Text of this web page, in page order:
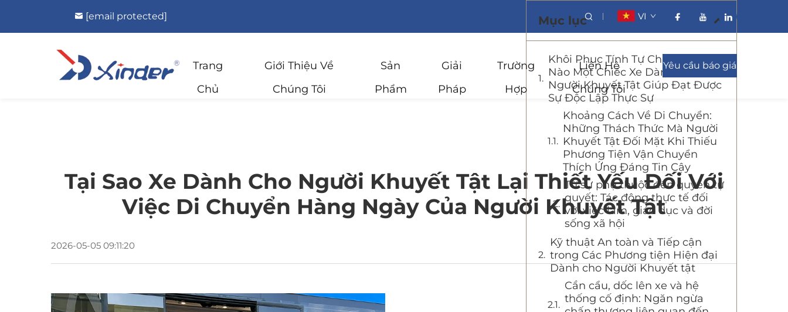
[email protected] VI
Trang
Chủ
Giới Thiệu Về
Chúng Tôi
Sản
Phẩm
Giải
Pháp
Trường
Hợp
Liên Hệ
Chúng Tôi
Yêu cầu báo giá
Tại Sao Xe Dành Cho Người Khuyết Tật Lại Thiết Yếu Đối Với
Việc Di Chuyển Hàng Ngày Của Người Khuyết Tật
2026-05-05 09:11:20
Mục lục
Khôi Phục Tính Tự Chủ: Làm Thế
Nào Một Chiếc Xe Dành Cho
Người Khuyết Tật Giúp Đạt Được
Sự Độc Lập Thực Sự
Khoảng Cách Về Di Chuyển:
Những Thách Thức Mà Người
Khuyết Tật Đối Mặt Khi Thiếu
Phương Tiện Vận Chuyển
Thích Ứng Đáng Tin Cậy
Từ sự phụ thuộc đến quyền tự
quyết: Tác động thực tế đối
với việc làm, giáo dục và đời
sống xã hội
Kỹ thuật An toàn và Tiếp cận
trong Các Phương tiện Hiện đại
Dành cho Người Khuyết tật
Cần cẩu, dốc lên xe và hệ
thống cố định: Ngăn ngừa